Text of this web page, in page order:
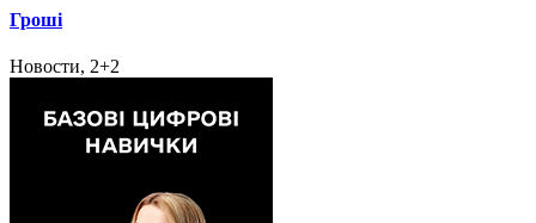
Гроші
Новости, 2+2